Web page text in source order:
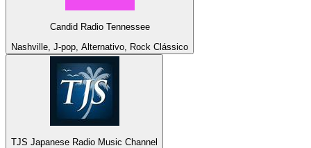
Candid Radio Tennessee
Nashville, J-pop, Alternativo, Rock Clássico
TJS Japanese Radio Music Channel